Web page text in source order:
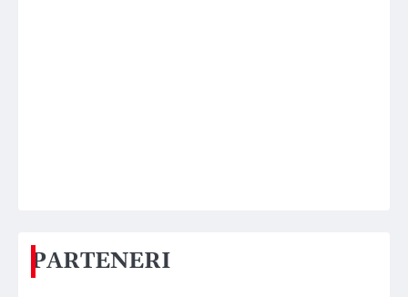
PARTENERI